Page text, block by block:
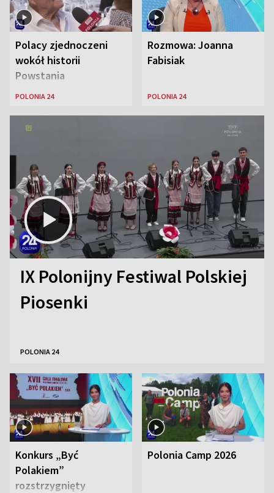
Polacy zjednoczeni
wokół historii
Powstania
Warszawskiego
POLONIA 24
Rozmowa: Joanna
Fabisiak
POLONIA 24
IX Polonijny Festiwal Polskiej
Piosenki
POLONIA 24
Konkurs „Być
Polakiem”
rozstrzygnięty
Polonia Camp 2026